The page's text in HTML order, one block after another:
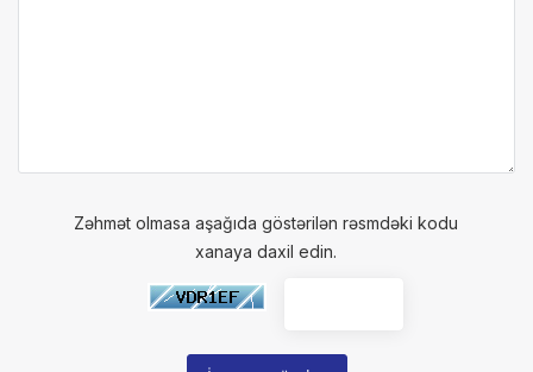
Zəhmət olmasa aşağıda göstərilən rəsmdəki kodu
xanaya daxil edin.